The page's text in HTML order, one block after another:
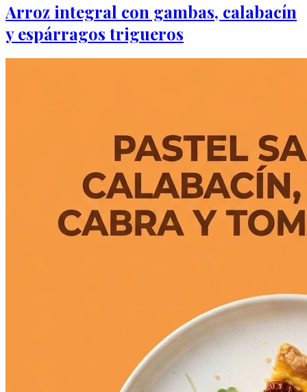
Arroz integral con gambas, calabacín
y espárragos trigueros